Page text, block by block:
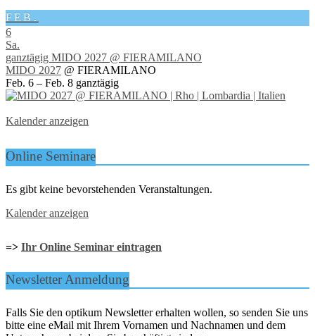
FEB.
6
Sa.
ganztägig MIDO 2027 @ FIERAMILANO
MIDO 2027 @ FIERAMILANO
Feb. 6 – Feb. 8 ganztägig
Kalender anzeigen
Online Seminare
Es gibt keine bevorstehenden Veranstaltungen.
Kalender anzeigen
=> Ihr Online Seminar eintragen
Newsletter Anmeldung
Falls Sie den optikum Newsletter erhalten wollen, so senden Sie uns
bitte eine eMail mit Ihrem Vornamen und Nachnamen und dem